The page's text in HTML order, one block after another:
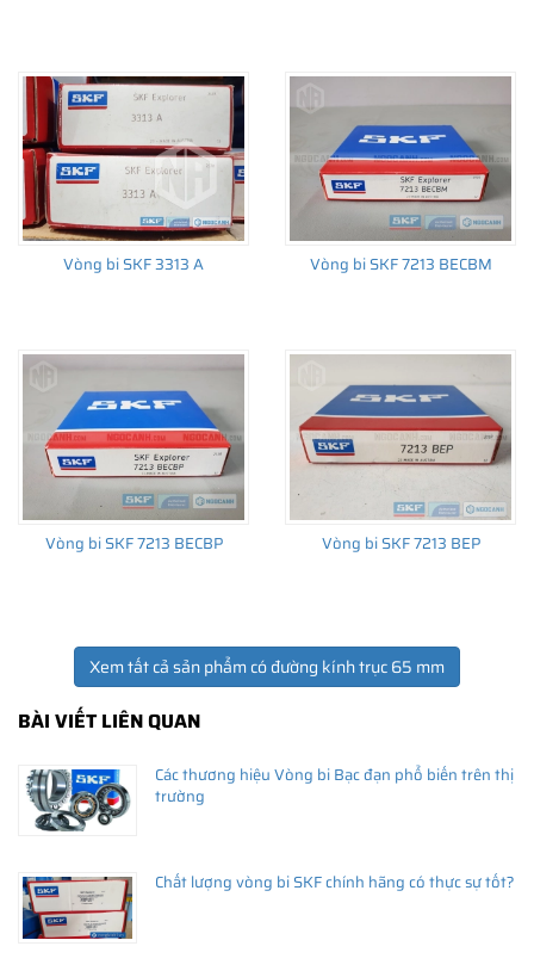
Vòng bi SKF 3313 A Vòng bi SKF 7213 BECBM
Vòng bi SKF 7213 BECBP Vòng bi SKF 7213 BEP
Xem tất cả sản phẩm có đường kính trục 65 mm
BÀI VIẾT LIÊN QUAN
Các thương hiệu Vòng bi Bạc đạn phổ biến trên thị
trường
Chất lượng vòng bi SKF chính hãng có thực sự tốt?